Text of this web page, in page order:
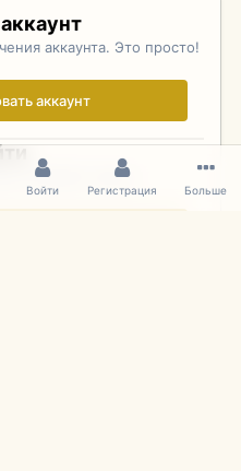
аккаунта. Это просто!
аккаунт
Войдите здесь.
Войти Регистрация Больше